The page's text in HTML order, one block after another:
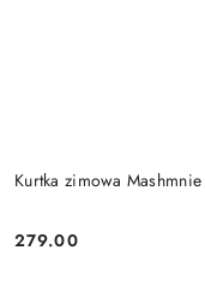
Kurtka zimowa
Cena:
279.00